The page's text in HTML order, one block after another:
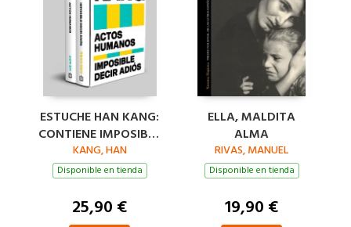
ESTUCHE HAN KANG:
CONTIENE IMPOSIBLE
DECIR ADIÓS ACTOS
HUMANOS
KANG, HAN
Disponible en tienda
25,90 €
ELLA, MALDITA
ALMA
RIVAS, MANUEL
Disponible en tienda
19,90 €